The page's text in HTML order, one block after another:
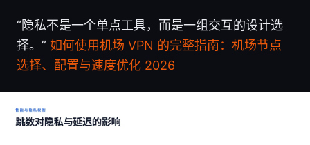
“隐私不是一个单点工具，而是一组交互的设计选
择。” 如何使用机场 VPN 的完整指南：机场节点
选择、配置与速度优化 2026